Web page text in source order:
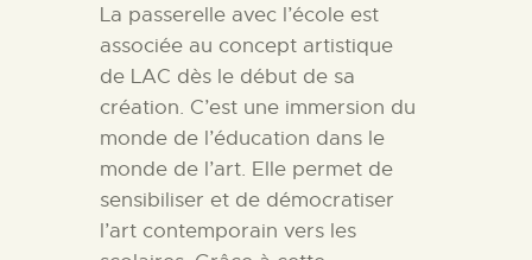
La passerelle avec l’école est
associée au concept artistique
de LAC dès le début de sa
création. C’est une immersion du
monde de l’éducation dans le
monde de l’art. Elle permet de
sensibiliser et de démocratiser
l’art contemporain vers les